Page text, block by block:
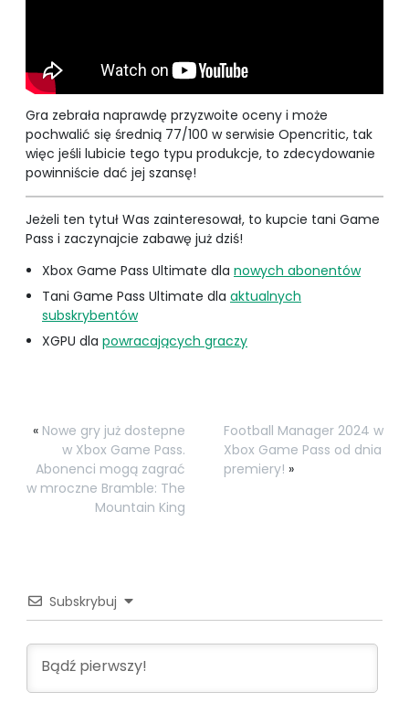
Gra zebrała naprawdę przyzwoite oceny i może
pochwalić się średnią 77/100 w serwisie Opencritic, tak
więc jeśli lubicie tego typu produkcje, to zdecydowanie
powinniście dać jej szansę!
Jeżeli ten tytuł Was zainteresował, to kupcie tani Game
Pass i zaczynajcie zabawę już dziś!
Xbox Game Pass Ultimate dla nowych abonentów
Tani Game Pass Ultimate dla aktualnych
subskrybentów
XGPU dla powracających graczy
« Nowe gry już dostepne
w Xbox Game Pass.
Abonenci mogą zagrać
w mroczne Bramble: The
Mountain King
Football Manager 2024 w
Xbox Game Pass od dnia
premiery! »
Subskrybuj